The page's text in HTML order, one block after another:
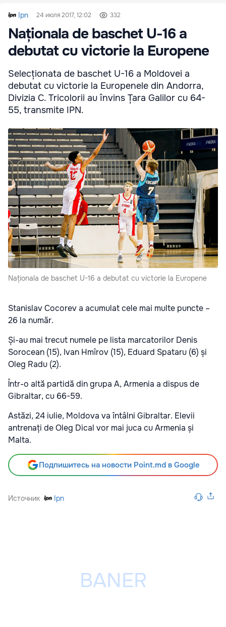
Ipn 24 июля 2017, 12:02 332
Naționala de baschet U-16 a
debutat cu victorie la Europene
Selecționata de baschet U-16 a Moldovei a
debutat cu victorie la Europenele din Andorra,
Divizia C. Tricolorii au învins Țara Galilor cu 64-
55, transmite IPN.
Naționala de baschet U-16 a debutat cu victorie la Europene
Stanislav Cocorev a acumulat cele mai multe puncte –
26 la număr.
Și-au mai trecut numele pe lista marcatorilor Denis
Sorocean (15), Ivan Hmîrov (15), Eduard Spataru (6) și
Oleg Radu (2).
Într-o altă partidă din grupa A, Armenia a dispus de
Gibraltar, cu 66-59.
Astăzi, 24 iulie, Moldova va întâlni Gibraltar. Elevii
antrenați de Oleg Dical vor mai juca cu Armenia și
Malta.
Подпишитесь на новости Point.md в Google
Источник Ipn